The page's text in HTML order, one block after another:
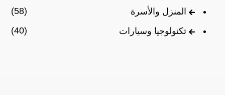
المنزل والأسرة
(58)
تكنولوجيا وسيارات
(40)